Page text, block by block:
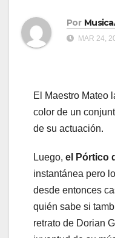
Por
MAR 24,
El Maestro Mateo
color de un
de su actuación.
Luego, el Pórtico
instantánea pero
desde entonces
quién sabe si
retrato de Dorian